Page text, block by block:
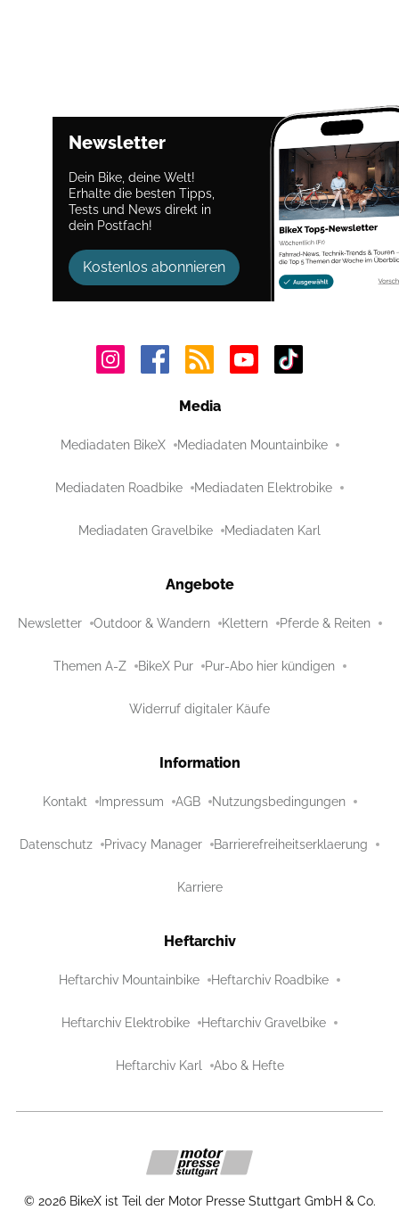
Newsletter
Dein Bike, deine Welt!
Erhalte die besten Tipps,
Tests und News direkt in
dein Postfach!
Kostenlos abonnieren
Media
Mediadaten BikeX Mediadaten Mountainbike
Mediadaten Roadbike Mediadaten Elektrobike
Mediadaten Gravelbike Mediadaten Karl
Angebote
Newsletter Outdoor & Wandern Klettern Pferde & Reiten
Themen A-Z BikeX Pur Pur-Abo hier kündigen
Widerruf digitaler Käufe
Information
Kontakt Impressum AGB Nutzungsbedingungen
Datenschutz Privacy Manager Barrierefreiheitserklaerung
Karriere
Heftarchiv
Heftarchiv Mountainbike Heftarchiv Roadbike
Heftarchiv Elektrobike Heftarchiv Gravelbike
Heftarchiv Karl Abo & Hefte
© 2026 BikeX ist Teil der Motor Presse Stuttgart GmbH & Co.